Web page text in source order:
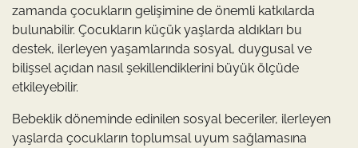
zamanda çocukların gelişimine de önemli katkılarda
bulunabilir. Çocukların küçük yaşlarda aldıkları bu
destek, ilerleyen yaşamlarında sosyal, duygusal ve
bilişsel açıdan nasıl şekillendiklerini büyük ölçüde
etkileyebilir.
Bebeklik döneminde edinilen sosyal beceriler, ilerleyen
yaşlarda çocukların toplumsal uyum sağlamasına